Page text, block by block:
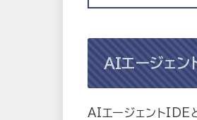
AIエージェン
AIエージェントIDE